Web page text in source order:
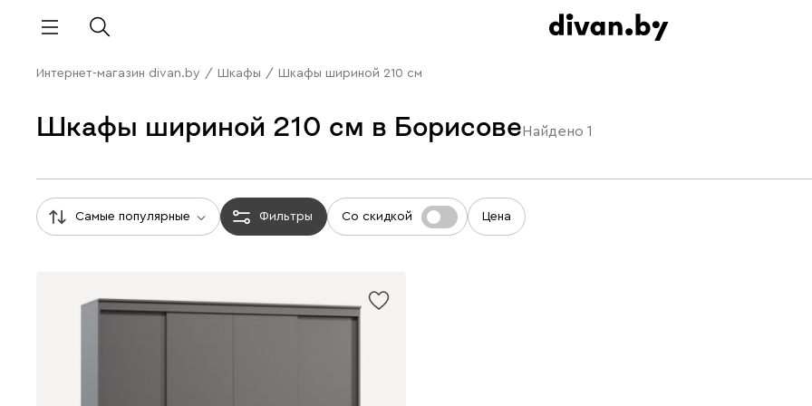
Интернет-магазин divan.by / Шкафы / Шкафы шириной 210 см
Шкафы шириной 210 см в Борисове Найдено 1
Самые популярные Фильтры Со скидкой Цена